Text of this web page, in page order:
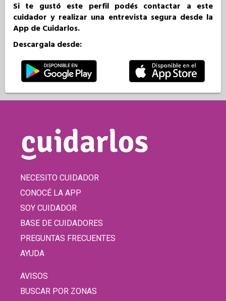
Si te gustó este perfil podés contactar a este
cuidador y realizar una entrevista segura desde la
App de Cuidarlos.
Descargala desde:
NECESITO CUIDADOR
CONOCÉ LA APP
SOY CUIDADOR
BASE DE CUIDADORES
PREGUNTAS FRECUENTES
AYUDA
AVISOS
BUSCAR POR ZONAS